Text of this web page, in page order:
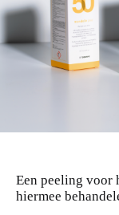
Een peeling voor
hiermee